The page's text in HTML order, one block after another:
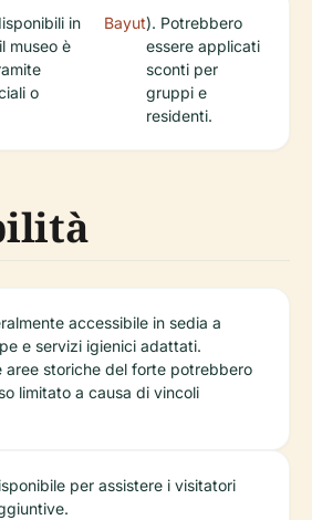
in
museo è
o
Bayut). Potrebbero
essere applicati
sconti per
gruppi e
residenti.
accessibile in sedia a
e servizi igienici adattati.
aree storiche del forte potrebbero
limitato a causa di vincoli
per assistere i visitatori